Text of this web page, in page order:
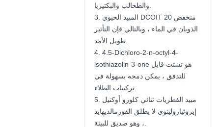
3. المبيد الحيوي DCOIT 20 منخفض
الذوبان في الماء ، وبالتالي فإن التأثير
طويل الأمد.
4. 4.5-Dichloro-2-n-octyl-4-
isothiazolin-3-one هو تشتت قابل
للتدفق ، يمكن دمجه بسهولة في
تركيبات الطلاء.
5. مبيد الفطريات ثنائي كلورو أوكتيل
إيزوثيازولينوي لا يطلق الفورمالديهايد